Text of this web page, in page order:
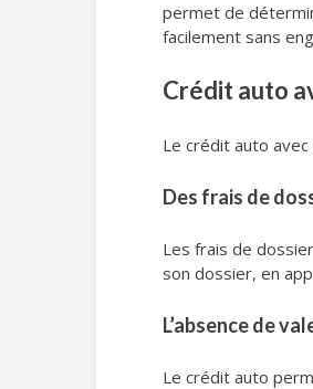
permet de
facilement sans
Crédit auto
Le crédit auto
Des frais de
Les frais de
son dossier, en
L’absence de
Le crédit auto